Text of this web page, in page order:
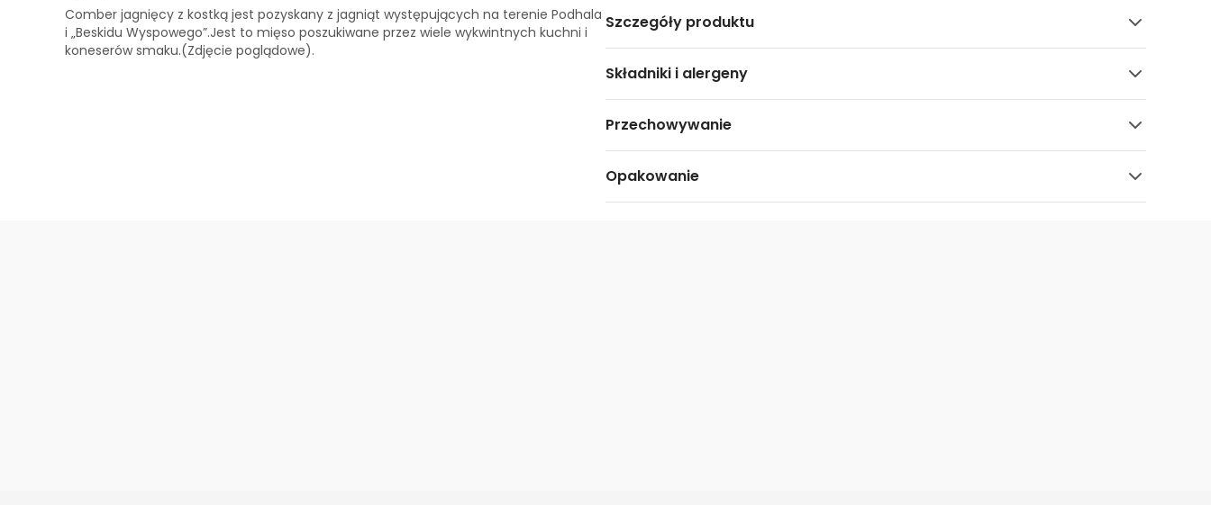
Comber jagnięcy z kostką jest pozyskany z jagniąt występujących na terenie Podhala
i „Beskidu Wyspowego”.Jest to mięso poszukiwane przez wiele wykwintnych kuchni i
koneserów smaku.(Zdjęcie poglądowe).
Szczegóły produktu
Składniki i alergeny
Przechowywanie
Opakowanie